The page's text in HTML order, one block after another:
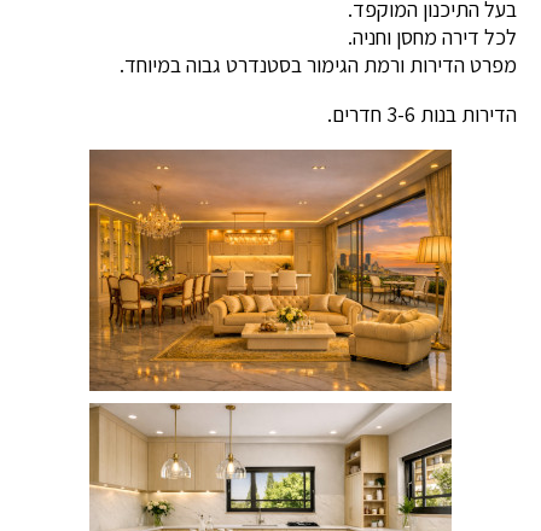
בעל התיכנון המוקפד.
לכל דירה מחסן וחניה.
מפרט הדירות ורמת הגימור בסטנדרט גבוה במיוחד.
הדירות בנות 3-6 חדרים.